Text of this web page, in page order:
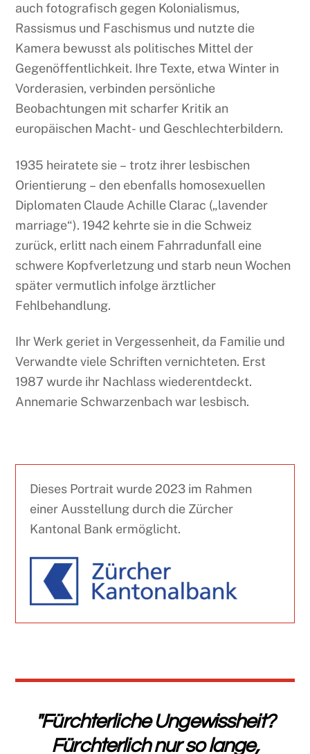
auch fotografisch gegen Kolonialismus,
Rassismus und Faschismus und nutzte die
Kamera bewusst als politisches Mittel der
Gegenöffentlichkeit. Ihre Texte, etwa Winter in
Vorderasien, verbinden persönliche
Beobachtungen mit scharfer Kritik an
europäischen Macht- und Geschlechterbildern.
1935 heiratete sie – trotz ihrer lesbischen
Orientierung – den ebenfalls homosexuellen
Diplomaten Claude Achille Clarac („lavender
marriage“). 1942 kehrte sie in die Schweiz
zurück, erlitt nach einem Fahrradunfall eine
schwere Kopfverletzung und starb neun Wochen
später vermutlich infolge ärztlicher
Fehlbehandlung.
Ihr Werk geriet in Vergessenheit, da Familie und
Verwandte viele Schriften vernichteten. Erst
1987 wurde ihr Nachlass wiederentdeckt.
Annemarie Schwarzenbach war lesbisch.
Dieses Portrait wurde 2023 im Rahmen
einer Ausstellung durch die Zürcher
Kantonal Bank ermöglicht.
"Fürchterliche Ungewissheit?
Fürchterlich nur so lange,